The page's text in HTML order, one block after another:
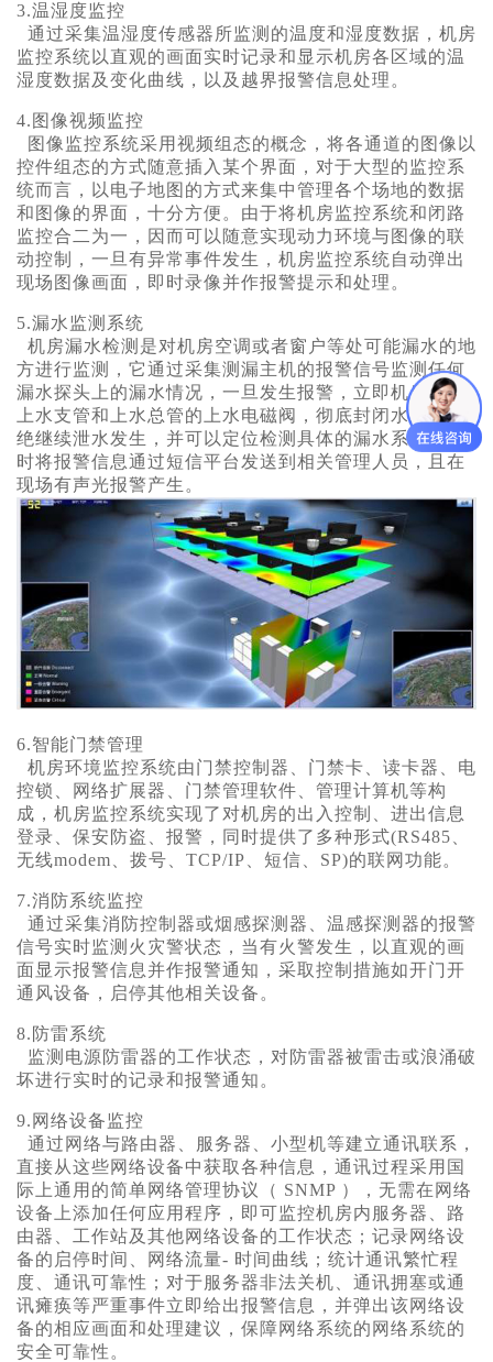
3.温湿度监控
通过采集温湿度传感器所监测的温度和湿度数据，机房
监控系统以直观的画面实时记录和显示机房各区域的温
湿度数据及变化曲线，以及越界报警信息处理。
4.图像视频监控
图像监控系统采用视频组态的概念，将各通道的图像以
控件组态的方式随意插入某个界面，对于大型的监控系
统而言，以电子地图的方式来集中管理各个场地的数据
和图像的界面，十分方便。由于将机房监控系统和闭路
监控合二为一，因而可以随意实现动力环境与图像的联
动控制，一旦有异常事件发生，机房监控系统自动弹出
现场图像画面，即时录像并作报警提示和处理。
5.漏水监测系统
机房漏水检测是对机房空调或者窗户等处可能漏水的地
方进行监测，它通过采集测漏主机的报警信号监测任何
漏水探头上的漏水情况，一旦发生报警，立即机房切断
上水支管和上水总管的上水电磁阀，彻底封闭水路，断
绝继续泄水发生，并可以定位检测具体的漏水系统，同
时将报警信息通过短信平台发送到相关管理人员，且在
现场有声光报警产生。
6.智能门禁管理
机房环境监控系统由门禁控制器、门禁卡、读卡器、电
控锁、网络扩展器、门禁管理软件、管理计算机等构
成，机房监控系统实现了对机房的出入控制、进出信息
登录、保安防盗、报警，同时提供了多种形式(RS485、
无线modem、拨号、TCP/IP、短信、SP)的联网功能。
7.消防系统监控
通过采集消防控制器或烟感探测器、温感探测器的报警
信号实时监测火灾警状态，当有火警发生，以直观的画
面显示报警信息并作报警通知，采取控制措施如开门开
通风设备，启停其他相关设备。
8.防雷系统
监测电源防雷器的工作状态，对防雷器被雷击或浪涌破
坏进行实时的记录和报警通知。
9.网络设备监控
通过网络与路由器、服务器、小型机等建立通讯联系，
直接从这些网络设备中获取各种信息，通讯过程采用国
际上通用的简单网络管理协议（ SNMP ），无需在网络
设备上添加任何应用程序，即可监控机房内服务器、路
由器、工作站及其他网络设备的工作状态；记录网络设
备的启停时间、网络流量- 时间曲线；统计通讯繁忙程
度、通讯可靠性；对于服务器非法关机、通讯拥塞或通
讯瘫痪等严重事件立即给出报警信息，并弹出该网络设
备的相应画面和处理建议，保障网络系统的网络系统的
安全可靠性。